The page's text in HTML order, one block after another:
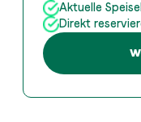
Aktuelle
Direkt